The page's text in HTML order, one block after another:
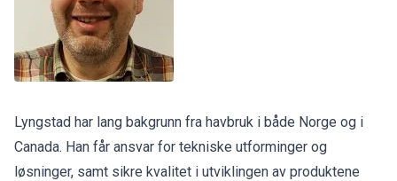
Lyngstad har lang bakgrunn fra havbruk i både Norge og i
Canada. Han får ansvar for tekniske utforminger og
løsninger, samt sikre kvalitet i utviklingen av produktene